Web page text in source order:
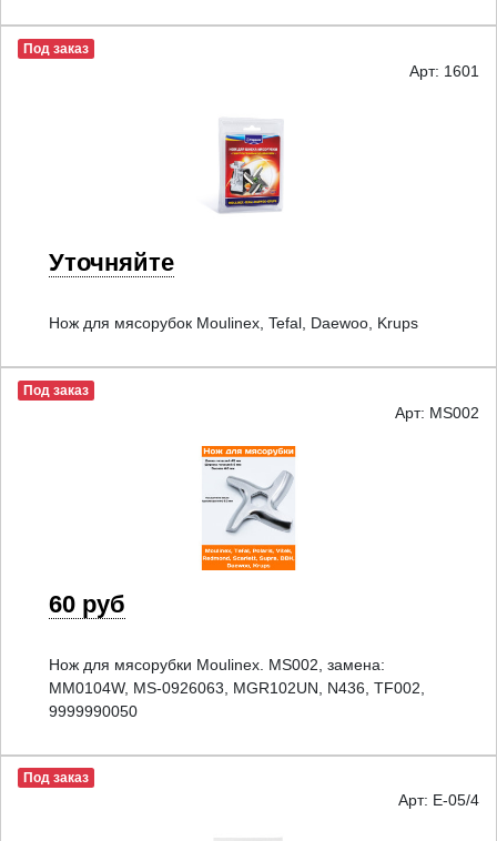
Под заказ
Арт: 1601
Уточняйте
Нож для мясорубок Moulinex, Tefal, Daewoo, Krups
Под заказ
Арт: MS002
60 руб
Нож для мясорубки Moulinex. MS002, замена:
MM0104W, MS-0926063, MGR102UN, N436, TF002,
9999990050
Под заказ
Арт: E-05/4